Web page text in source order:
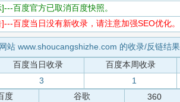
百度官方已取消百度快照。
]---百度当日没有新收录，请注意加强SEO优化。
网站 www.shoucangshizhe.com 的收录/反链结果
百度当日收录 百度本周收录
3 1
度
谷歌 360